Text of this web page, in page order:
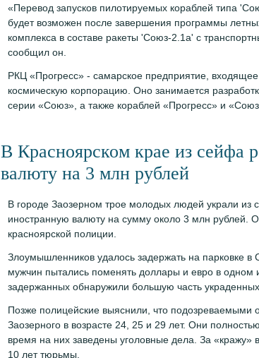
«Перевод запусков пилотируемых кораблей типа
будет возможен после завершения программы
комплекса в составе ракеты 'Союз-2.1а' с
сообщил он.
РКЦ «Прогресс» - самарское предприятие,
космическую корпорацию. Оно занимается
серии «Союз», а также кораблей «Прогресс» и
В Красноярском крае из сейфа
валюту на 3 млн рублей
В городе Заозерном трое молодых людей украли из
иностранную валюту на сумму около 3 млн рублей.
красноярской полиции.
Злоумышленников удалось задержать на парковке в
мужчин пытались поменять доллары и евро в одном
задержанных обнаружили большую часть украденных
Позже полицейские выяснили, что подозреваемыми
Заозерного в возрасте 24, 25 и 29 лет. Они
время на них заведены уголовные дела. За «кражу»
10 лет тюрьмы.